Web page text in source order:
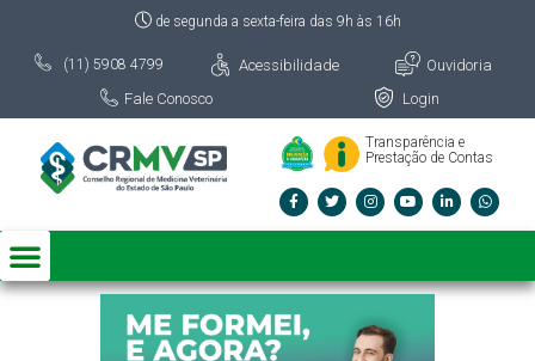
de segunda a sexta-feira das 9h às 16h
(11) 5908 4799 Acessibilidade
Ouvidoria
Fale Conosco
Login
Transparência e
Prestação de Contas